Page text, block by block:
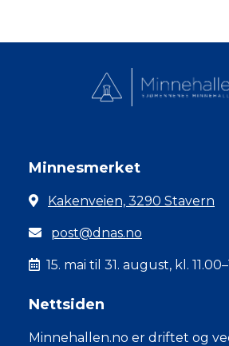
Minnesmerket
Kakenveien, 3290 Stavern
post@dnas.no
15. mai til 31. august, kl.
Nettsiden
Minnehallen.no er driftet og